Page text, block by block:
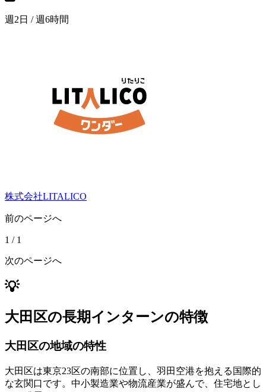
週2日 / 週6時間
株式会社LITALICO
前のページへ
1 / 1
次のページへ
💡
大田区の長期インターンの特徴
大田区の地域の特性
大田区は東京23区の南部に位置し、羽田空港を抱える国際的
な玄関口です。中小製造業や物流産業が盛んで、住宅地とし